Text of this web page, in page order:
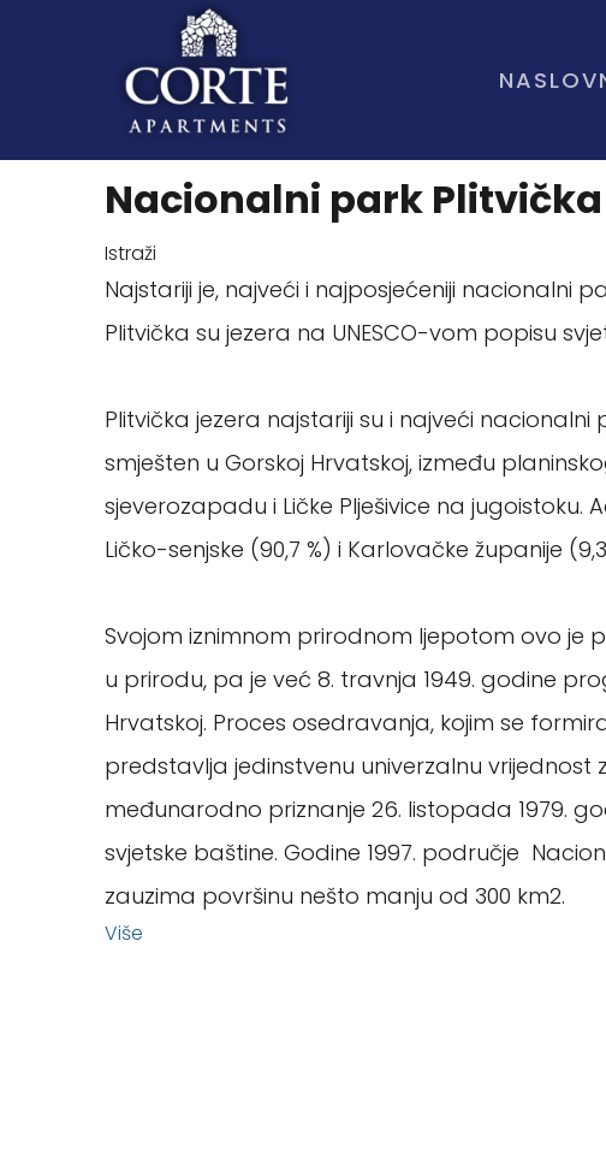
Nacionalni park
Istraži
Najstariji je, najveći i najposjećeniji nacionalni
Plitvička su jezera na UNESCO-vom popisu
Plitvička jezera najstariji su i najveći nacionalni
smješten u Gorskoj Hrvatskoj, između
sjeverozapadu i Ličke Plješivice na
Ličko-senjske (90,7 %) i Karlovačke županije
Svojom iznimnom prirodnom ljepotom ovo je
u prirodu, pa je već 8. travnja 1949. godine
Hrvatskoj. Proces osedravanja, kojim se
predstavlja jedinstvenu univerzalnu vrijednost
međunarodno priznanje 26. listopada 1979.
svjetske baštine. Godine 1997. područje
zauzima površinu nešto manju od 300 km2.
Više